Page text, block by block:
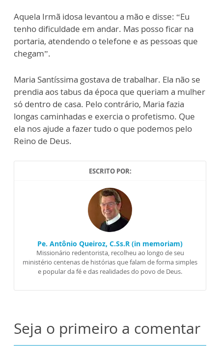
Aquela Irmã idosa levantou a mão e disse: “Eu
tenho dificuldade em andar. Mas posso ficar na
portaria, atendendo o telefone e as pessoas que
chegam”.
Maria Santíssima gostava de trabalhar. Ela não se
prendia aos tabus da época que queriam a mulher
só dentro de casa. Pelo contrário, Maria fazia
longas caminhadas e exercia o profetismo. Que
ela nos ajude a fazer tudo o que podemos pelo
Reino de Deus.
ESCRITO POR:
Pe. Antônio Queiroz, C.Ss.R (in memoriam)
Missionário redentorista, recolheu ao longo de seu
ministério centenas de histórias que falam de forma simples
e popular da fé e das realidades do povo de Deus.
Seja o primeiro a comentar